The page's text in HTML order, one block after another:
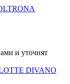
и уточнят